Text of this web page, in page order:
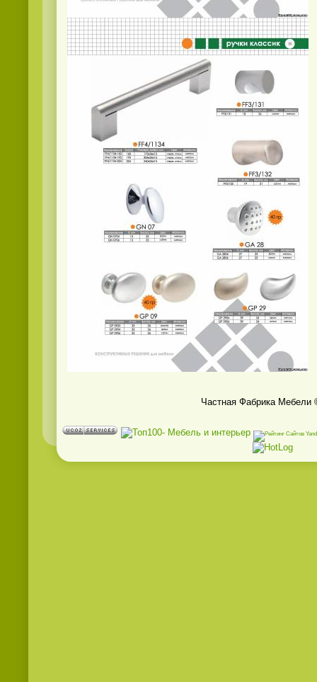
Частная Фабрика Мебели